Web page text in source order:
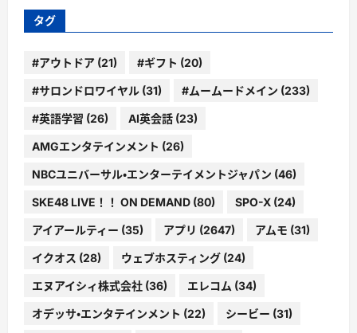
ー
タグ
#アウトドア (21) #ギフト (20)
#サロンドロワイヤル (31) #ムームードメイン (233)
#英語学習 (26) AI英会話 (23)
AMGエンタテインメント (26)
NBCユニバーサル・エンターテイメントジャパン (46)
SKE48 LIVE！！ ON DEMAND (80) SPO-X (24)
アイアールティー (35) アプリ (2647) アムモ (31)
イクオス (28) ウェブホスティング (24)
エヌアイシィ株式会社 (36) エレコム (34)
オデッサ・エンタテインメント (22) シービー (31)